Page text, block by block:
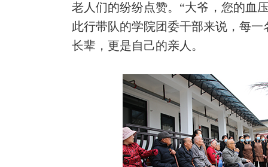
老人们的纷纷点赞。“大爷，您的血
此行带队的学院团委干部来说，每
长辈，更是自己的亲人。